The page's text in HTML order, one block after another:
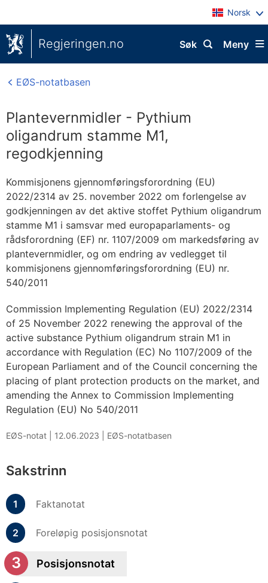
Norsk
Regjeringen.no Meny
Søk
EØS-notatbasen
Plantevernmidler - Pythium
oligandrum stamme M1,
regodkjenning
Kommisjonens gjennomføringsforordning (EU)
2022/2314 av 25. november 2022 om forlengelse av
godkjenningen av det aktive stoffet Pythium oligandrum
stamme M1 i samsvar med europaparlaments- og
rådsforordning (EF) nr. 1107/2009 om markedsføring av
plantevernmidler, og om endring av vedlegget til
kommisjonens gjennomføringsforordning (EU) nr.
540/2011
Commission Implementing Regulation (EU) 2022/2314
of 25 November 2022 renewing the approval of the
active substance Pythium oligandrum strain M1 in
accordance with Regulation (EC) No 1107/2009 of the
European Parliament and of the Council concerning the
placing of plant protection products on the market, and
amending the Annex to Commission Implementing
Regulation (EU) No 540/2011
EØS-notat | 12.06.2023 EØS-notatbasen
Sakstrinn
Faktanotat
Foreløpig posisjonsnotat
Posisjonsnotat